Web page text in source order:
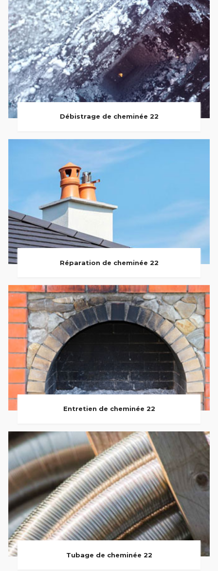
Débistrage de cheminée 22
Réparation de cheminée 22
Entretien de cheminée 22
Tubage de cheminée 22